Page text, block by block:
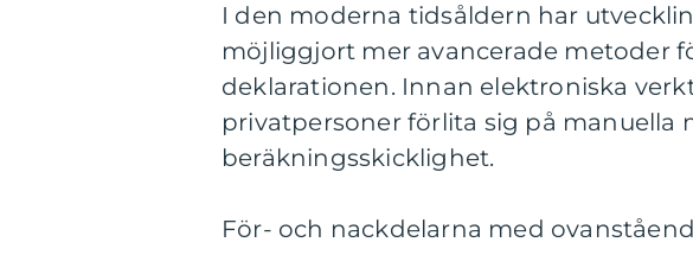
I den moderna tidsåldern har
möjliggjort mer avancerade metoder
deklarationen. Innan elektroniska
privatpersoner förlita sig på manuella
beräkningsskicklighet.
För- och nackdelarna med